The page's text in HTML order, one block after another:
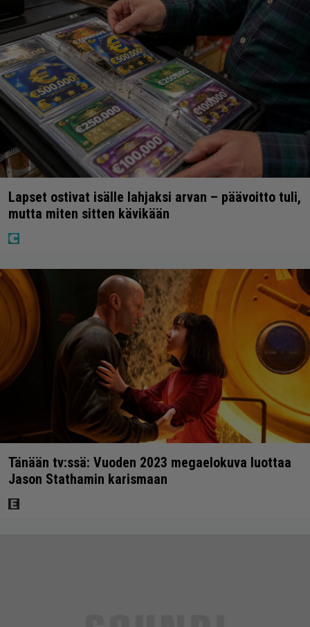
Lapset ostivat isälle lahjaksi arvan – päävoitto tuli,
mutta miten sitten kävikään
Tänään tv:ssä: Vuoden 2023 megaelokuva luottaa
Jason Stathamin karismaan